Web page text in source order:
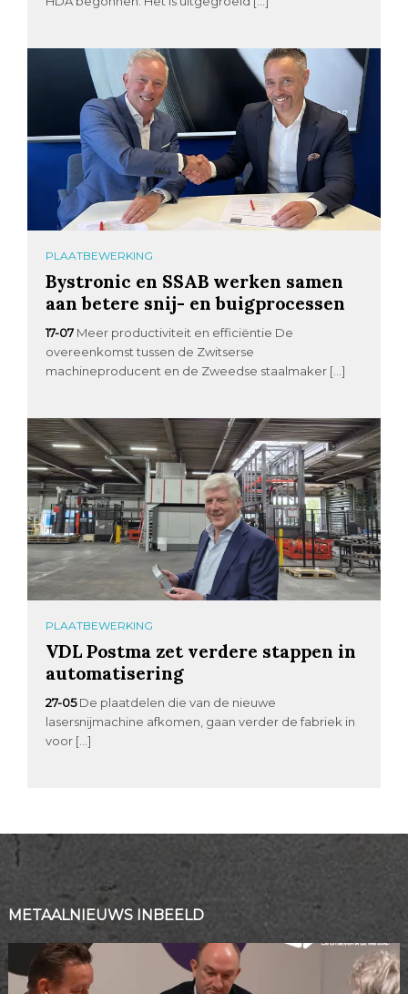
PLAATBEWERKING
Bystronic en SSAB werken samen
aan betere snij- en buigprocessen
17-07 Meer productiviteit en efficiëntie De
overeenkomst tussen de Zwitserse
machineproducent en de Zweedse staalmaker […]
PLAATBEWERKING
VDL Postma zet verdere stappen in
automatisering
27-05 De plaatdelen die van de nieuwe
lasersnijmachine afkomen, gaan verder de fabriek in
voor […]
METAALNIEUWS INBEELD